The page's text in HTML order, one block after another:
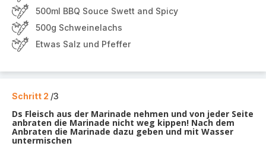
500ml BBQ Souce Swett and Spicy
500g Schweinelachs
Etwas Salz und Pfeffer
Schritt 2 /3
Ds Fleisch aus der Marinade nehmen und von jeder Seite
anbraten die Marinade nicht weg kippen! Nach dem
Anbraten die Marinade dazu geben und mit Wasser
untermischen